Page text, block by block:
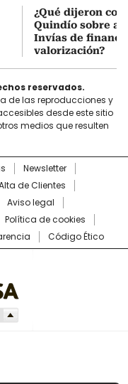
¿Qué dijeron
Quindío sobre
Invías de
valorización?
reservados.
de las reproducciones y
desde este sitio
medios que resulten
Newsletter
de Clientes
Aviso legal
Política de cookies
Código Ético